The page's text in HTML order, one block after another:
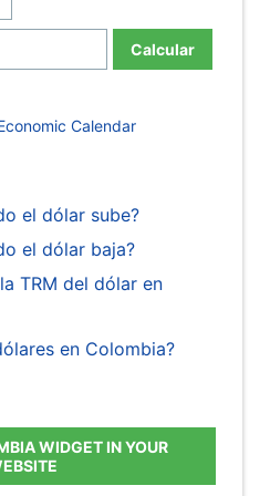
Calcular
Calendar
el dólar sube?
el dólar baja?
TRM del dólar en
en Colombia?
WIDGET IN YOUR